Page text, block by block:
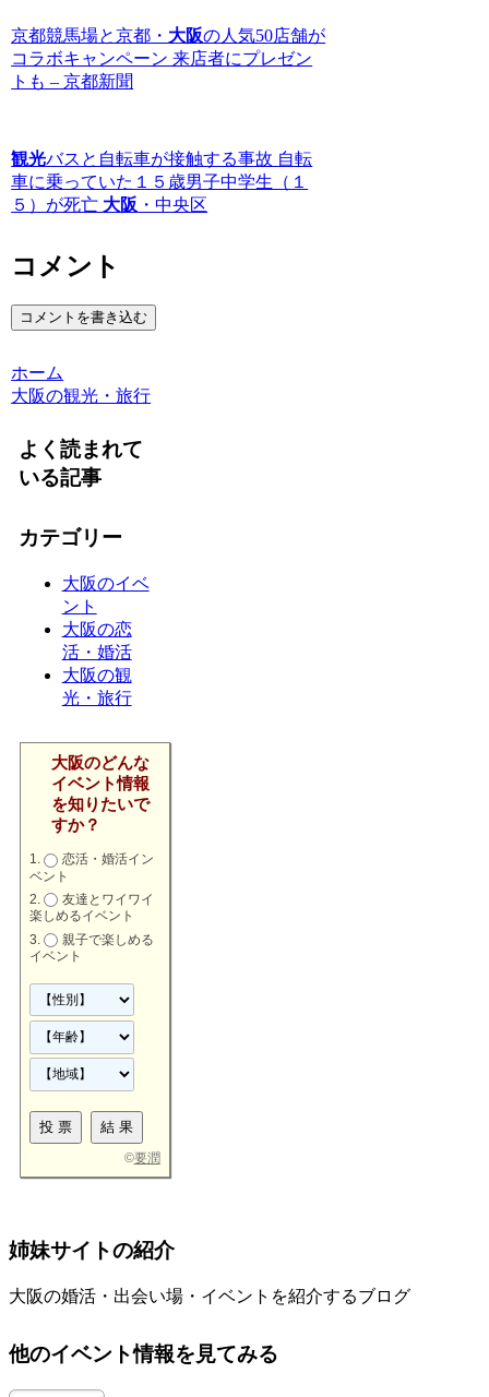
京都競馬場と京都・ 大阪の人気50店舗が
コラボキャンペーン 来店者にプレゼン
トも – 京都新聞
観光バスと自転車が接触する事故 自転
車に乗っていた１５歳男子中学生（１
５）が死亡 大阪 ・中央区
コメント
コメントを書き込む
ホーム
大阪の観光・旅行
よく読まれて
いる記事
カテゴリー
大阪のイベ
ント
大阪の恋
活・婚活
大阪の観
光・旅行
大阪のどんな
イベント情報
を知りたいで
すか？
恋活・婚活イン
ベント
友達とワイワイ
楽しめるイベント
親子で楽しめる
イベント
©要潤
姉妹サイトの紹介
大阪の婚活・出会い場・イベントを紹介するブログ
他のイベント情報を見てみる